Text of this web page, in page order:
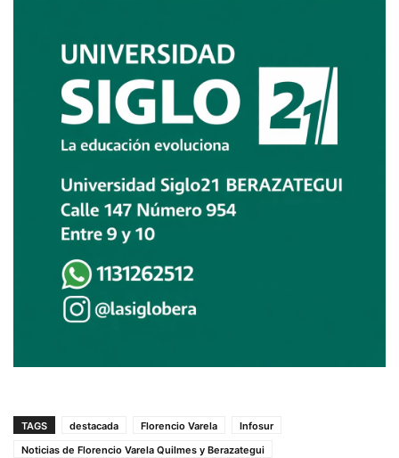
TAGS destacada Florencio Varela
Infosur
Noticias de Florencio Varela Quilmes y Berazategui